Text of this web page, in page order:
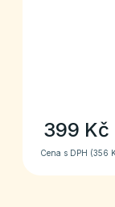
399 Kč
Cena s DPH (356